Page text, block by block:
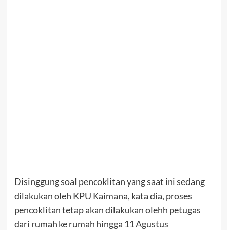
Disinggung soal pencoklitan yang saat ini sedang
dilakukan oleh KPU Kaimana, kata dia, proses
pencoklitan tetap akan dilakukan olehh petugas
dari rumah ke rumah hingga 11 Agustus